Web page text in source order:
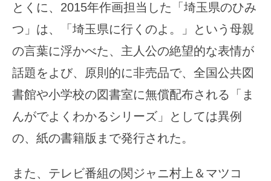
とくに、2015年作画担当した「埼玉県のひみ
つ」は、「埼玉県に行くのよ。」という母親
の言葉に浮かべた、主人公の絶望的な表情が
話題をよび、原則的に非売品で、全国公共図
書館や小学校の図書室に無償配布される「ま
んがでよくわかるシリーズ」としては異例
の、紙の書籍版まで発行された。
また、テレビ番組の関ジャニ村上＆マツコ